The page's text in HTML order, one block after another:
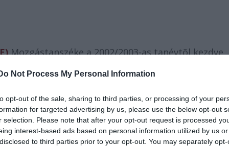
Not Process My Personal Information
opt-out of the sale, sharing to third parties, or processing of your
for targeted advertising by us, please use the below opt-out
selection. Please note that after your opt-out request is processed
interest-based ads based on personal information utilized by us
to third parties prior to your opt-out. You may separately
Mozgástanszéke a 2002/2003-as tanévtõl kezdve
kidolgozott tanterv két hetes kurzusrendszert
ismerteti meg az elõzetesen
A változás mértéke és értéke vitathatatlan, a
már most látványosan felülmúlja az
elemei: thai chi, zsonglõr, jazz-funk,
(kontakt), latin táncok, vívás (tõrhasználat),